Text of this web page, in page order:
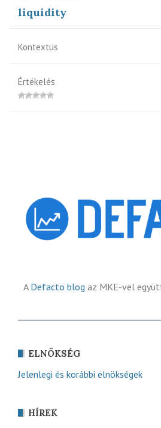
liquidity
Kontextus
Értékelés
A Defacto blog az MKE-vel
ELNÖKSÉG
Jelenlegi és korábbi elnökségek
HÍREK